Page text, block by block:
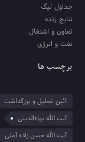
جداول لیگ
نتایج زنده
تعاون و اشتغال
نفت و انرژی
برچسب ها
آئین تجلیل و بزرگداشت
آیت الله بهاءالدینی
آیت الله حسن زاده آملی